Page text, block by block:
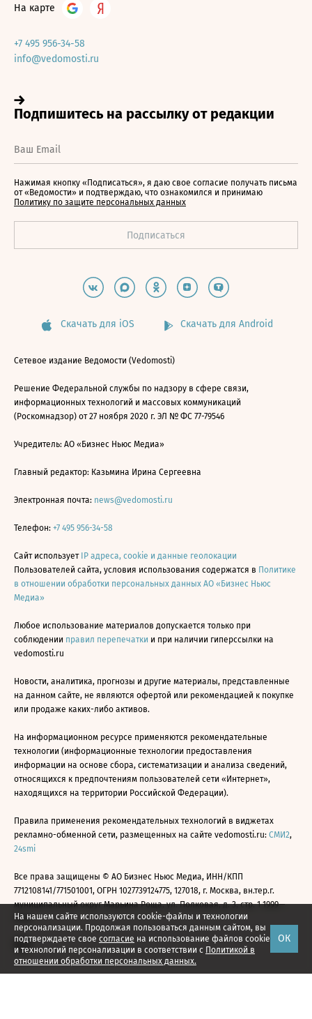
На нашем сайте используются cookie-файлы и технологии
персонализации. Продолжая пользоваться данным сайтом, вы
подтверждаете свое согласие на использование файлов cookie
и технологий персонализации в соответствии с Политикой в
отношении обработки персональных данных.
ОК
На карте
+7 495 956-34-58
info@vedomosti.ru
Нажимая кнопку «Подписаться», я даю свое согласие получать письма
от «Ведомости» и подтверждаю, что ознакомился и принимаю
Политику по защите персональных данных
Скачать для iOS Скачать для Android
Сетевое издание Ведомости (Vedomosti)
Решение Федеральной службы по надзору в сфере связи,
информационных технологий и массовых коммуникаций
(Роскомнадзор) от 27 ноября 2020 г. ЭЛ № ФС 77-79546
Учредитель: АО «Бизнес Ньюс Медиа»
Главный редактор: Казьмина Ирина Сергеевна
Электронная почта: news@vedomosti.ru
Телефон: +7 495 956-34-58
Сайт использует IP адреса, cookie и данные геолокации
Пользователей сайта, условия использования содержатся в Политике
в отношении обработки персональных данных АО «Бизнес Ньюс
Медиа»
Любое использование материалов допускается только при
соблюдении правил перепечатки и при наличии гиперссылки на
vedomosti.ru
Новости, аналитика, прогнозы и другие материалы, представленные
на данном сайте, не являются офертой или рекомендацией к покупке
или продаже каких-либо активов.
На информационном ресурсе применяются рекомендательные
технологии (информационные технологии предоставления
информации на основе сбора, систематизации и анализа сведений,
относящихся к предпочтениям пользователей сети «Интернет»,
находящихся на территории Российской Федерации).
Правила применения рекомендательных технологий в виджетах
рекламно-обменной сети, размещенных на сайте vedomosti.ru: СМИ2,
24smi
Все права защищены © АО Бизнес Ньюс Медиа, ИНН/КПП
7712108141/771501001, ОГРН 1027739124775, 127018, г. Москва, вн.тер.г.
муниципальный округ Марьина Роща, ул. Полковая, д. 3, стр. 1 1999—
2026